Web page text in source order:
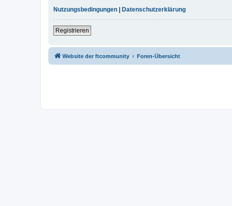
Nutzungsbedingungen
Datenschutzerklärung
Registrieren
Website der ftcommunity Foren-Übersicht